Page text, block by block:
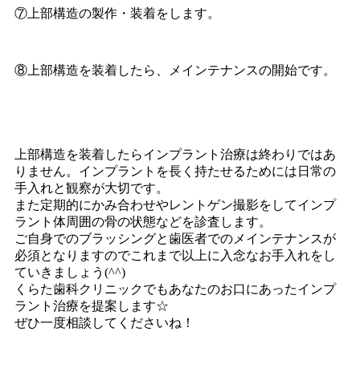
⑦上部構造の製作・装着をします。
⑧上部構造を装着したら、メインテナンスの開始です。
上部構造を装着したらインプラント治療は終わりではあ
りません。インプラントを長く持たせるためには日常の
手入れと観察が大切です。
また定期的にかみ合わせやレントゲン撮影をしてインプ
ラント体周囲の骨の状態などを診査します。
ご自身でのブラッシングと歯医者でのメインテナンスが
必須となりますのでこれまで以上に入念なお手入れをし
ていきましょう(^^)
くらた歯科クリニックでもあなたのお口にあったインプ
ラント治療を提案します☆
ぜひ一度相談してくださいね！